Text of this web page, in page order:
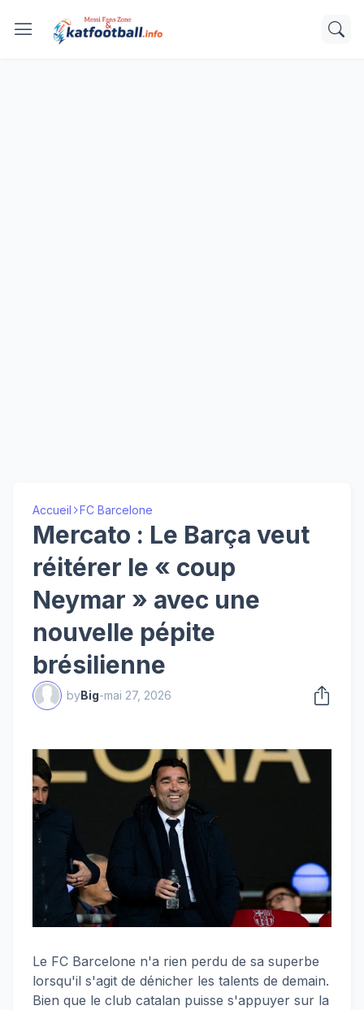
Accueil FC Barcelone
Mercato : Le Barça veut
réitérer le « coup
Neymar » avec une
nouvelle pépite
brésilienne
byBig-mai 27, 2026
Le FC Barcelone n'a rien perdu de sa superbe
lorsqu'il s'agit de dénicher les talents de demain.
Bien que le club catalan puisse s'appuyer sur la